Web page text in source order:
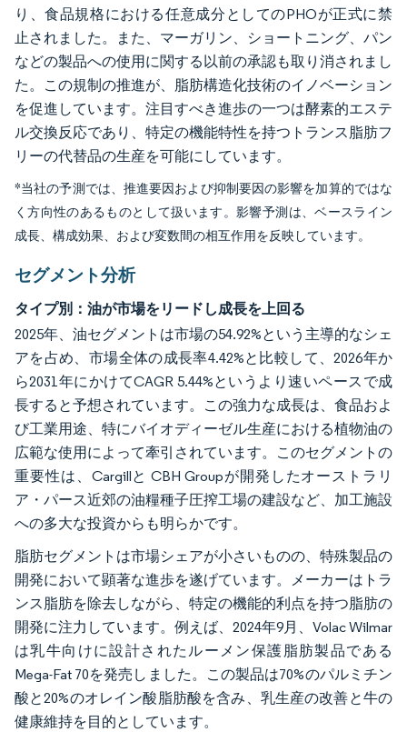
り、食品規格における任意成分としてのPHOが正式に禁
止されました。また、マーガリン、ショートニング、パン
などの製品への使用に関する以前の承認も取り消されまし
た。この規制の推進が、脂肪構造化技術のイノベーション
を促進しています。注目すべき進歩の一つは酵素的エステ
ル交換反応であり、特定の機能特性を持つトランス脂肪フ
リーの代替品の生産を可能にしています。
*当社の予測では、推進要因および抑制要因の影響を加算的ではな
く方向性のあるものとして扱います。影響予測は、ベースライン
成長、構成効果、および変数間の相互作用を反映しています。
セグメント分析
タイプ別：油が市場をリードし成長を上回る
2025年、油セグメントは市場の54.92%という主導的なシェ
アを占め、市場全体の成長率4.42%と比較して、2026年か
ら2031年にかけてCAGR 5.44%というより速いペースで成
長すると予想されています。この強力な成長は、食品およ
び工業用途、特にバイオディーゼル生産における植物油の
広範な使用によって牽引されています。このセグメントの
重要性は、Cargillと CBH Groupが開発したオーストラリ
ア・パース近郊の油糧種子圧搾工場の建設など、加工施設
への多大な投資からも明らかです。
脂肪セグメントは市場シェアが小さいものの、特殊製品の
開発において顕著な進歩を遂げています。メーカーはトラ
ンス脂肪を除去しながら、特定の機能的利点を持つ脂肪の
開発に注力しています。例えば、2024年9月、Volac Wilmar
は乳牛向けに設計されたルーメン保護脂肪製品である
Mega-Fat 70を発売しました。この製品は70%のパルミチン
酸と20%のオレイン酸脂肪酸を含み、乳生産の改善と牛の
健康維持を目的としています。